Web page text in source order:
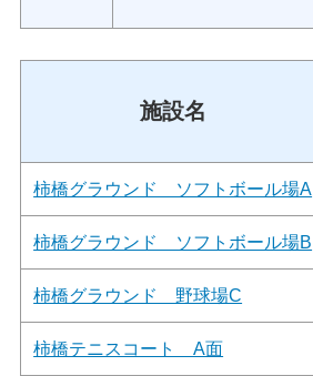
施設名
柿橋グラウンド ソフトボール場A
柿橋グラウンド ソフトボール場B
柿橋グラウンド 野球場C
柿橋テニスコート A面